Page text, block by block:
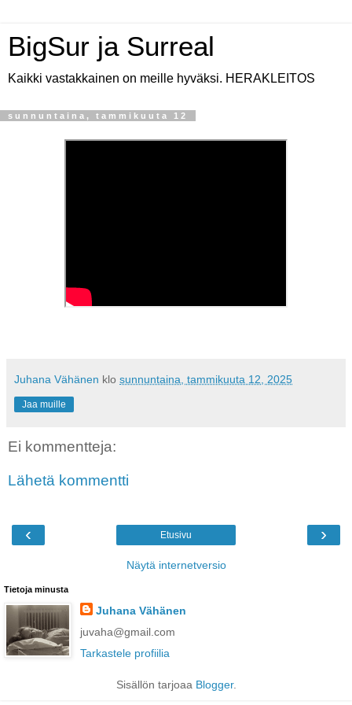
BigSur ja Surreal
Kaikki vastakkainen on meille hyväksi. HERAKLEITOS
sunnuntaina, tammikuuta 12
Juhana Vähänen klo sunnuntaina, tammikuuta 12, 2025
Jaa muille
Ei kommentteja:
Lähetä kommentti
‹ ›
Etusivu
Näytä internetversio
Tietoja minusta
Juhana Vähänen
juvaha@gmail.com
Tarkastele profiilia
Sisällön tarjoaa Blogger.